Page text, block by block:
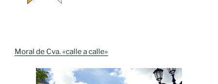
Moral de Cva. «calle a calle»